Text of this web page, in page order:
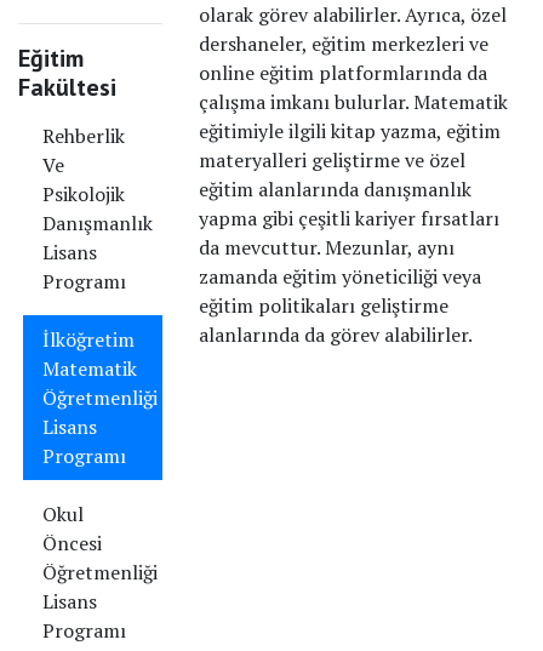
Eğitim
Fakültesi
Rehberlik
Ve
Psikolojik
Danışmanlık
Lisans
Programı
İlköğretim
Matematik
Öğretmenliği
Lisans
Programı
Okul
Öncesi
Öğretmenliği
Lisans
Programı
olarak görev alabilirler. Ayrıca, özel
dershaneler, eğitim merkezleri ve
online eğitim platformlarında da
çalışma imkanı bulurlar. Matematik
eğitimiyle ilgili kitap yazma, eğitim
materyalleri geliştirme ve özel
eğitim alanlarında danışmanlık
yapma gibi çeşitli kariyer fırsatları
da mevcuttur. Mezunlar, aynı
zamanda eğitim yöneticiliği veya
eğitim politikaları geliştirme
alanlarında da görev alabilirler.